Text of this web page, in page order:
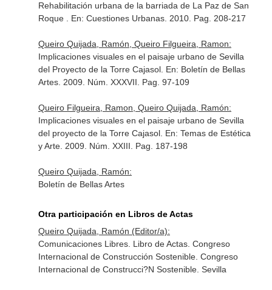
Rehabilitación urbana de la barriada de La Paz de San
Roque . En: Cuestiones Urbanas. 2010. Pag. 208-217
Queiro Quijada, Ramón, Queiro Filgueira, Ramon:
Implicaciones visuales en el paisaje urbano de Sevilla
del Proyecto de la Torre Cajasol. En: Boletín de Bellas
Artes. 2009. Núm. XXXVII. Pag. 97-109
Queiro Filgueira, Ramon, Queiro Quijada, Ramón:
Implicaciones visuales en el paisaje urbano de Sevilla
del proyecto de la Torre Cajasol. En: Temas de Estética
y Arte. 2009. Núm. XXIII. Pag. 187-198
Queiro Quijada, Ramón:
Boletín de Bellas Artes
Otra participación en Libros de Actas
Queiro Quijada, Ramón (Editor/a):
Comunicaciones Libres. Libro de Actas. Congreso
Internacional de Construcción Sostenible. Congreso
Internacional de Construcci?N Sostenible. Sevilla